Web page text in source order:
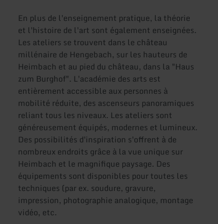
En plus de l'enseignement pratique, la théorie
et l'histoire de l'art sont également enseignées.
Les ateliers se trouvent dans le château
millénaire de Hengebach, sur les hauteurs de
Heimbach et au pied du château, dans la "Haus
zum Burghof". L'académie des arts est
entièrement accessible aux personnes à
mobilité réduite, des ascenseurs panoramiques
reliant tous les niveaux. Les ateliers sont
généreusement équipés, modernes et lumineux.
Des possibilités d'inspiration s'offrent à de
nombreux endroits grâce à la vue unique sur
Heimbach et le magnifique paysage. Des
équipements sont disponibles pour toutes les
techniques (par ex. soudure, gravure,
impression, photographie analogique, montage
vidéo, etc.